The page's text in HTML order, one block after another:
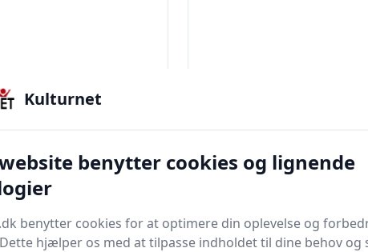
Kulturnet
benytter cookies og lignende
benytter cookies for at optimere din oplevelse og
hjælper os med at tilpasse indholdet til dine behov og